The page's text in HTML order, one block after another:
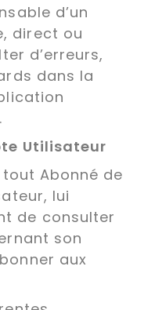
d’un
direct ou
d’erreurs,
dans la
Utilisateur
Abonné de
lui
de consulter
son
aux